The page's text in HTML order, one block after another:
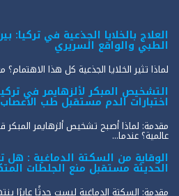
العلاج بالخلايا الجذعية في تركيا:
الطبي والواقع السريري
لماذا تثير الخلايا الجذعية كل هذا الاهتمام؟
التشخيص المبكر لألزهايمر في
اختبارات الدم مستقبل طب
مقدمة: لماذا أصبح تشخيص ألزهايمر
عالمية؟ عندما...
الوقاية من السكتة الدماغية : هل
الحديثة مستقبل منع الجلطات
مقدمة: السكتة الدماغية ليست حدثًا عابرًا